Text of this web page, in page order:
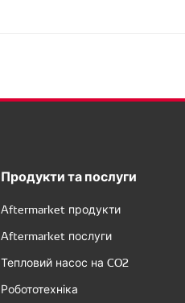
Продукти та послуги
Aftermarket продукти
Aftermarket послуги
Тепловий насос на CO2
Робототехніка